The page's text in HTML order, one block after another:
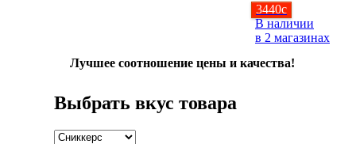
3440c
В наличии
в 2 магазинах
Лучшее соотношение цены и качества!
Выбрать вкус товара